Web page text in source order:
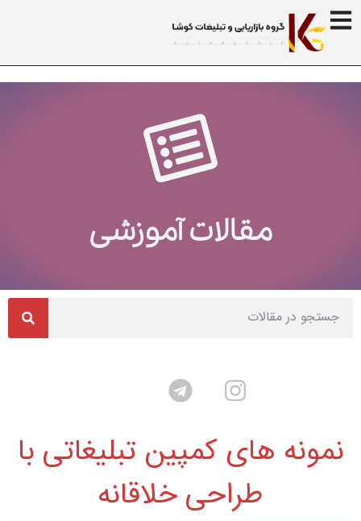
مقالات آموزشی
نمونه های کمپین تبلیغاتی با
طراحی خلاقانه